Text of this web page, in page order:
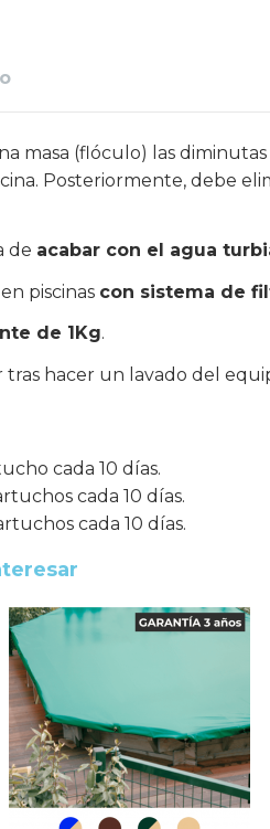
masa (flóculo) las
Posteriormente, debe
de acabar con el agua
piscinas con sistema de
de 1Kg.
hacer un lavado del
cada 10 días.
cada 10 días.
cada 10 días.